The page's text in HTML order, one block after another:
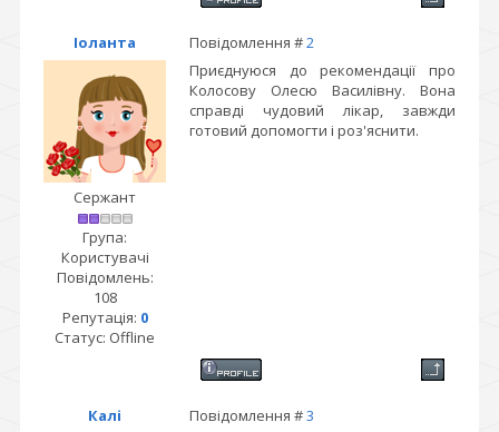
Іоланта Повідомлення #2
Сержант
Група:
Користувачі
Повідомлень:
108
Репутація: 0
Статус: Offline
Приєднуюся до рекомендації про
Колосову Олесю Василівну. Вона
справді чудовий лікар, завжди
готовий допомогти і роз'яснити.
Калі Повідомлення #3